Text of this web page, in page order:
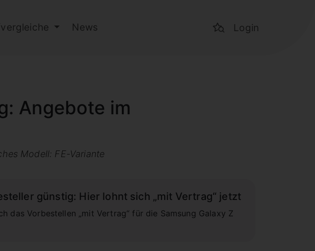
News Login
Angebote im
Modell: FE-Variante
günstig: Hier lohnt sich „mit Vertrag“ jetzt
das Vorbestellen „mit Vertrag“ für die Samsung Galaxy Z